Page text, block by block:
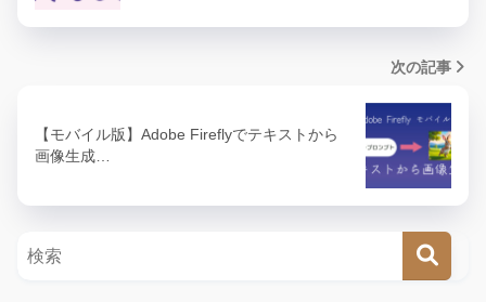
次の記事
【モバイル版】Adobe Fireflyでテキストから
画像生成…